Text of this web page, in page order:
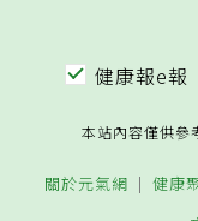
健康報e報
本站內容僅供參
關於元氣網 健康